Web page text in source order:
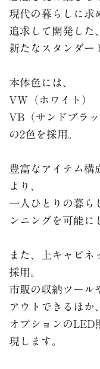
現代の暮らしに
追求して開発した、
新たなスタンダー
本体色には、
VW（ホワイト）
VB（サンドブラッ
の2色を採用。
豊富なアイテム構
より、
一人ひとりの暮ら
ンニングを可能に
また、上キャビネ
採用。
市販の収納ツール
アウトできるほか、
オプションのLED
現します。